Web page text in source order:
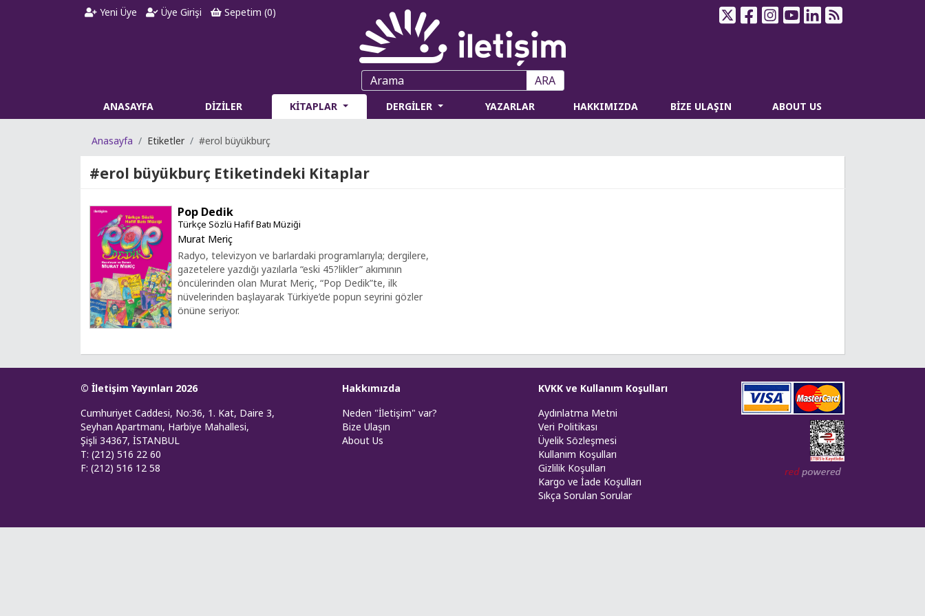
Yeni Üye Üye Girişi Sepetim (0)
ARA
ANASAYFA DİZİLER KİTAPLAR DERGİLER YAZARLAR HAKKIMIZDA BİZE ULAŞIN ABOUT US
Anasayfa Etiketler #erol büyükburç
#erol büyükburç Etiketindeki Kitaplar
Pop Dedik
Türkçe Sözlü Hafif Batı Müziği
Murat Meriç
Radyo, televizyon ve barlardaki programlarıyla; dergilere,
gazetelere yazdığı yazılarla “eski 45?likler” akımının
öncülerinden olan Murat Meriç, “Pop Dedik”te, ilk
nüvelerinden başlayarak Türkiye’de popun seyrini gözler
önüne seriyor.
© İletişim Yayınları 2026
Cumhuriyet Caddesi, No:36, 1. Kat, Daire 3,
Seyhan Apartmanı, Harbiye Mahallesi,
Şişli 34367, İSTANBUL
T: (212) 516 22 60
F: (212) 516 12 58
Hakkımızda
Neden "İletişim" var?
Bize Ulaşın
About Us
KVKK ve Kullanım Koşulları
Aydınlatma Metni
Veri Politikası
Üyelik Sözleşmesi
Kullanım Koşulları
Gizlilik Koşulları
Kargo ve İade Koşulları
Sıkça Sorulan Sorular
Web tasarım: Red Bilişim